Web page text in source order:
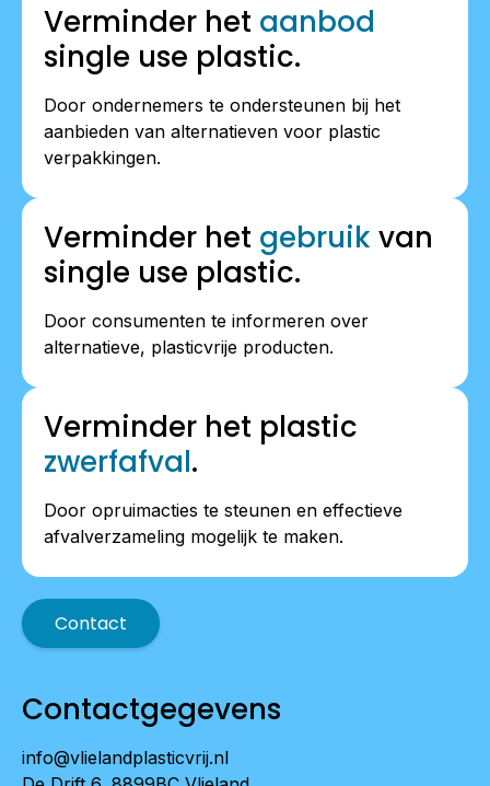
Verminder het aanbod
single use plastic.
Door ondernemers te ondersteunen bij het
aanbieden van alternatieven voor plastic
verpakkingen.
Verminder het gebruik van
single use plastic.
Door consumenten te informeren over
alternatieve, plasticvrije producten.
Verminder het plastic
zwerfafval.
Door opruimacties te steunen en effectieve
afvalverzameling mogelijk te maken.
Contact
Contactgegevens
info@vlielandplasticvrij.nl